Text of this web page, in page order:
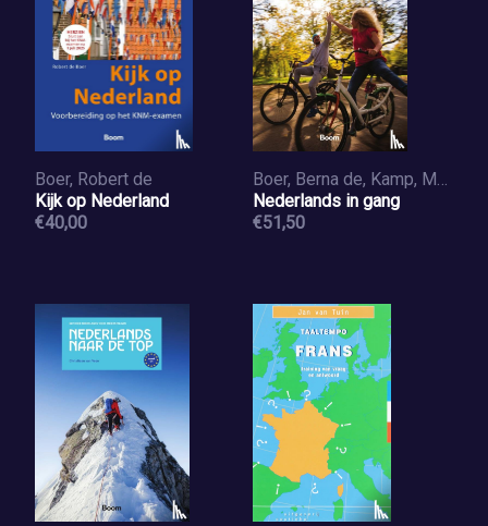
Boer, Robert de
Kijk op Nederland
€40,00
Boer, Berna de, Kamp, Margaret van der, Pentermann, Simone
Nederlands in gang
€51,50